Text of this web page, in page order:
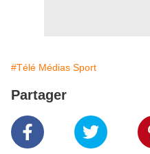
#Télé Médias Sport
Partager